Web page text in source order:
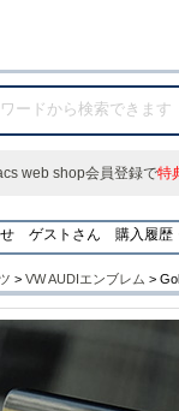
web shop会員登録で特
せ ゲストさん 購入履歴
> VW AUDIエンブレム >